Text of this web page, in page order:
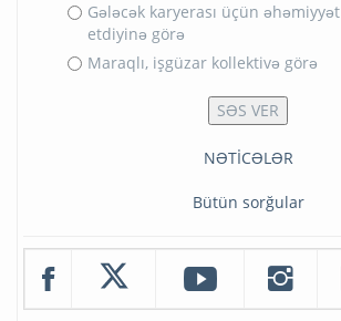
Gələcək karyerası üçün
etdiyinə görə
Maraqlı, işgüzar kollektivə görə
NƏTİCƏLƏR
Bütün sorğular